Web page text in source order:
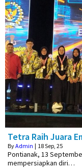
Tetra Raih Juara
ByAdmin | 18Sep, 25
Pontianak, 13
mempersiapkan diri…